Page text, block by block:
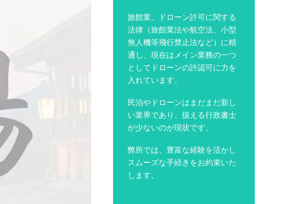
旅館業、ドローン許可に関する
法律（旅館業法や航空法、小型
無人機等飛行禁止法など）に精
通し、現在はメイン業務の一つ
としてドローンの許認可に力を
入れています。
民泊やドローンはまだまだ新し
い業界であり、扱える行政書士
が少ないのが現状です。
弊所では、豊富な経験を活かし
スムーズな手続きをお約束いた
します。